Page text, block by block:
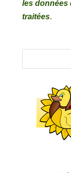
les données
traitées.